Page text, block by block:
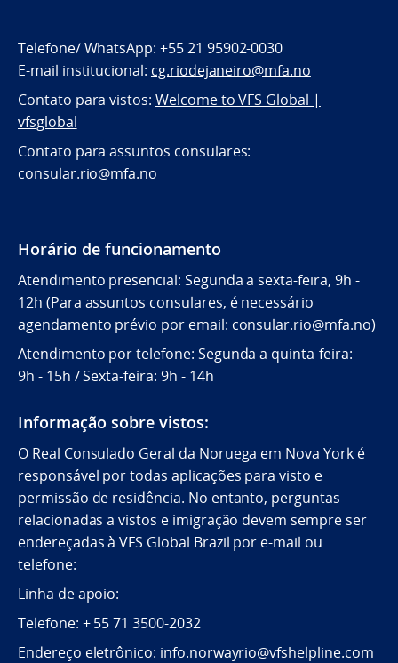
Telefone/ WhatsApp: +55 21 95902-0030
E-mail institucional: cg.riodejaneiro@mfa.no
Contato para vistos: Welcome to VFS Global |
vfsglobal
Contato para assuntos consulares:
consular.rio@mfa.no
Horário de funcionamento
Atendimento presencial: Segunda a sexta-feira, 9h -
12h (Para assuntos consulares, é necessário
agendamento prévio por email: consular.rio@mfa.no)
Atendimento por telefone: Segunda a quinta-feira:
9h - 15h / Sexta-feira: 9h - 14h
Informação sobre vistos:
O Real Consulado Geral da Noruega em Nova York é
responsável por todas aplicações para visto e
permissão de residência. No entanto, perguntas
relacionadas a vistos e imigração devem sempre ser
endereçadas à VFS Global Brazil por e-mail ou
telefone:
Linha de apoio:
Telefone: + 55 71 3500-2032
Endereço eletrônico: info.norwayrio@vfshelpline.com